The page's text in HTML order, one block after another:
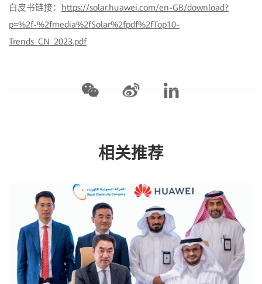
白皮书链接： https://solar.huawei.com/en-GB/download?
p=%2f-%2fmedia%2fSolar%2fpdf%2fTop10-
Trends_CN_2023.pdf
相关推荐